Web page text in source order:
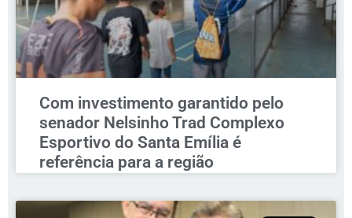
Com investimento garantido pelo
senador Nelsinho Trad Complexo
Esportivo do Santa Emília é
referência para a região